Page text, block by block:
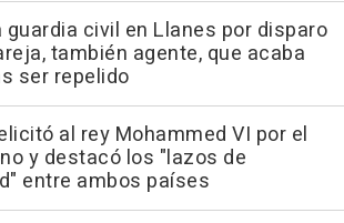
guardia civil en Llanes por disparo
también agente, que acaba
ser repelido
al rey Mohammed VI por el
y destacó los "lazos de
entre ambos países